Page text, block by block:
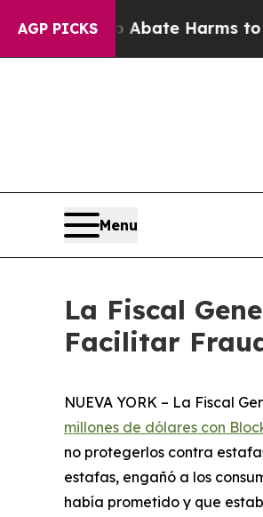
AGP PICKS
to Abate Harms to Youth
Menu
La Fiscal
Facilitar
NUEVA YORK – La Fiscal
millones de dólares con
no protegerlos contra
estafas, engañó a los
había prometido y que